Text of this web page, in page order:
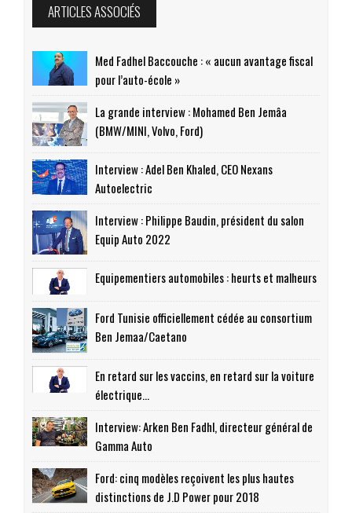
ARTICLES ASSOCIÉS
Med Fadhel Baccouche : « aucun avantage fiscal
pour l’auto-école »
La grande interview : Mohamed Ben Jemâa
(BMW/MINI, Volvo, Ford)
Interview : Adel Ben Khaled, CEO Nexans
Autoelectric
Interview : Philippe Baudin, président du salon
Equip Auto 2022
Equipementiers automobiles : heurts et malheurs
Ford Tunisie officiellement cédée au consortium
Ben Jemaa/Caetano
En retard sur les vaccins, en retard sur la voiture
électrique…
Interview: Arken Ben Fadhl, directeur général de
Gamma Auto
Ford: cinq modèles reçoivent les plus hautes
distinctions de J.D Power pour 2018